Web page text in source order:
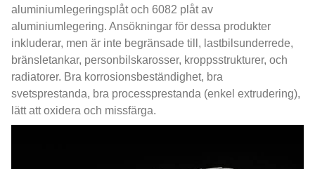
aluminiumlegeringsplåt och 6082 plåt av
aluminiumlegering. Ansökningar för dessa produkter
inkluderar, men är inte begränsade till, lastbilsunderrede,
bränsletankar, personbilskarosser, kroppsstrukturer, och
radiatorer. Bra korrosionsbeständighet, bra
svetsprestanda, bra processprestanda (enkel extrudering),
lätt att oxidera och missfärga.